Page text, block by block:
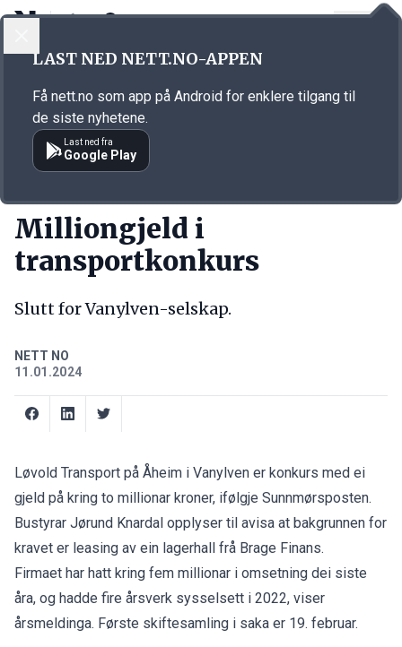
Annonsørinnhold
Milliongjeld i
transportkonkurs
Slutt for Vanylven-selskap.
NETT NO
11.01.2024
Løvold Transport på Åheim i Vanylven er konkurs med ei
gjeld på kring to millionar kroner, ifølgje Sunnmørsposten.
Bustyrar Jørund Knardal opplyser til avisa at bakgrunnen for
kravet er leasing av ein lagerhall frå Brage Finans.
Firmaet har hatt kring fem millionar i omsetning dei siste
åra, og hadde fire årsverk sysselsett i 2022, viser
årsmeldinga. Første skiftesamling i saka er 19. februar.
LAST NED NETT.NO-APPEN
Få nett.no som app på Android for enklere tilgang til
de siste nyhetene.
Last ned fra
Google Play